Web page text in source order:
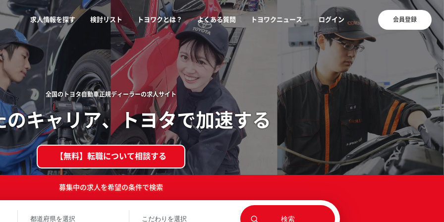
メ
イ
ン
ナ
ビ
ゲ
ー
シ
ョ
ン
求人情報を探す 検討リスト トヨワクとは？ よくある質問 トヨワクニュース ログイン 会員登録
全国のトヨタ自動車正規ディーラーの求人サイト
のキャリア、トヨタで加速する
【無料】転職について相談する
募集中の求人を希望の条件で検索